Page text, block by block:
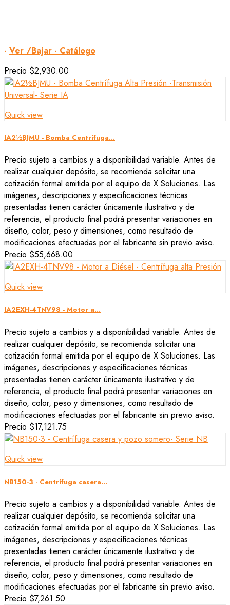
- Ver /Bajar - Catálogo
Precio $2,930.00
Quick view
IA2½BJMU - Bomba Centrífuga...
Precio sujeto a cambios y a disponibilidad variable. Antes de
realizar cualquier depósito, se recomienda solicitar una
cotización formal emitida por el equipo de X Soluciones. Las
imágenes, descripciones y especificaciones técnicas
presentadas tienen carácter únicamente ilustrativo y de
referencia; el producto final podrá presentar variaciones en
diseño, color, peso y dimensiones, como resultado de
modificaciones efectuadas por el fabricante sin previo aviso.
Precio $55,668.00
Quick view
IA2EXH-4TNV98 - Motor a...
Precio sujeto a cambios y a disponibilidad variable. Antes de
realizar cualquier depósito, se recomienda solicitar una
cotización formal emitida por el equipo de X Soluciones. Las
imágenes, descripciones y especificaciones técnicas
presentadas tienen carácter únicamente ilustrativo y de
referencia; el producto final podrá presentar variaciones en
diseño, color, peso y dimensiones, como resultado de
modificaciones efectuadas por el fabricante sin previo aviso.
Precio $17,121.75
Quick view
NB150-3 - Centrífuga casera...
Precio sujeto a cambios y a disponibilidad variable. Antes de
realizar cualquier depósito, se recomienda solicitar una
cotización formal emitida por el equipo de X Soluciones. Las
imágenes, descripciones y especificaciones técnicas
presentadas tienen carácter únicamente ilustrativo y de
referencia; el producto final podrá presentar variaciones en
diseño, color, peso y dimensiones, como resultado de
modificaciones efectuadas por el fabricante sin previo aviso.
Precio $7,261.50